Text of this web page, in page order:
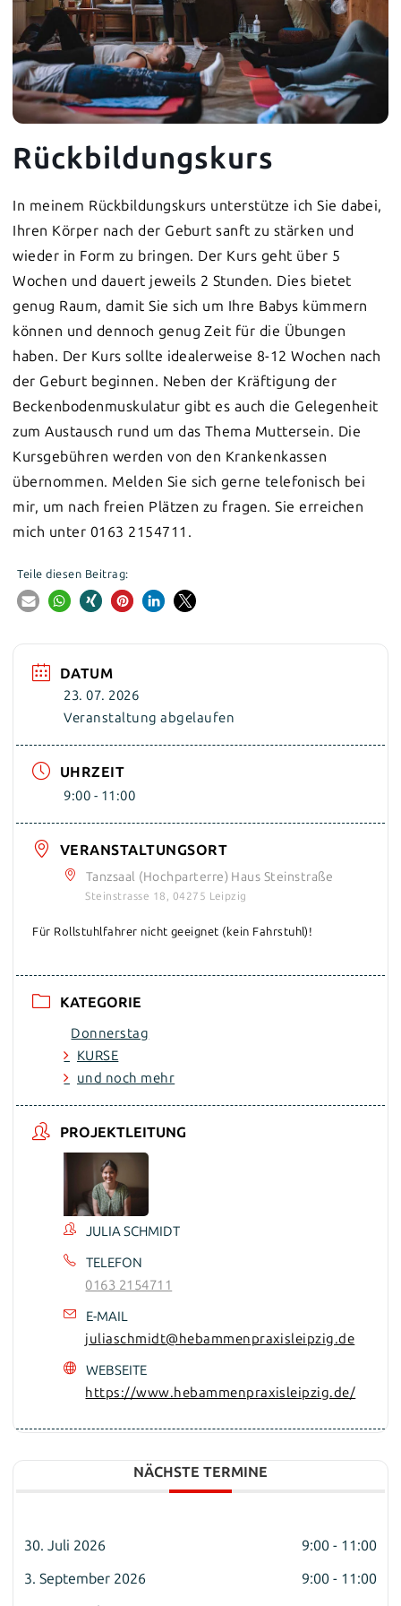
Rückbildungskurs
In meinem Rückbildungskurs unterstütze ich Sie dabei,
Ihren Körper nach der Geburt sanft zu stärken und
wieder in Form zu bringen. Der Kurs geht über 5
Wochen und dauert jeweils 2 Stunden. Dies bietet
genug Raum, damit Sie sich um Ihre Babys kümmern
können und dennoch genug Zeit für die Übungen
haben. Der Kurs sollte idealerweise 8-12 Wochen nach
der Geburt beginnen. Neben der Kräftigung der
Beckenbodenmuskulatur gibt es auch die Gelegenheit
zum Austausch rund um das Thema Muttersein. Die
Kursgebühren werden von den Krankenkassen
übernommen. Melden Sie sich gerne telefonisch bei
mir, um nach freien Plätzen zu fragen. Sie erreichen
mich unter 0163 2154711.
Teile diesen Beitrag:
DATUM
23. 07. 2026
Veranstaltung abgelaufen
UHRZEIT
9:00 - 11:00
VERANSTALTUNGSORT
Tanzsaal (Hochparterre) Haus Steinstraße
Steinstrasse 18, 04275 Leipzig
Für Rollstuhlfahrer nicht geeignet (kein Fahrstuhl)!
KATEGORIE
Donnerstag
KURSE
und noch mehr
PROJEKTLEITUNG
JULIA SCHMIDT
TELEFON
0163 2154711
E-MAIL
juliaschmidt@hebammenpraxisleipzig.de
WEBSEITE
https://www.hebammenpraxisleipzig.de/
NÄCHSTE TERMINE
30. Juli 2026
9:00 - 11:00
3. September 2026
9:00 - 11:00